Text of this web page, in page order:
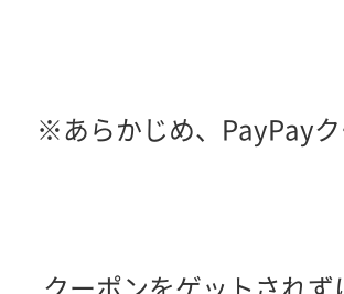
※あらかじめ、PayPay
クーポンをゲットされ